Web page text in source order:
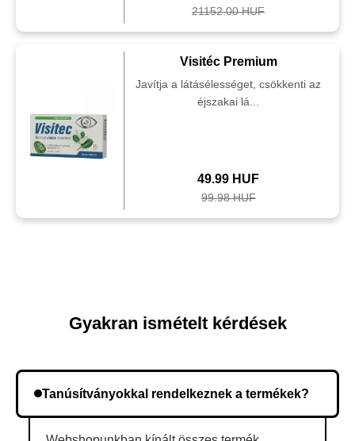
21152.00 HUF
Visitéc Premium
Javítja a látásélességet, csökkenti az
éjszakai lá...
49.99 HUF
99.98 HUF
Gyakran ismételt kérdések
Tanúsítványokkal rendelkeznek a termékek?